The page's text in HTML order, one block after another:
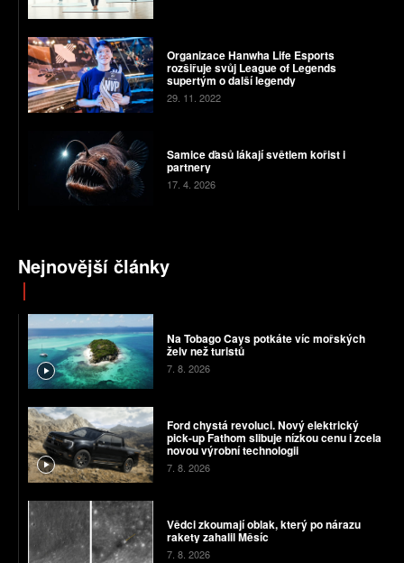
Organizace Hanwha Life Esports
rozšiřuje svůj League of Legends
supertým o další legendy
29. 11. 2022
Samice ďasů lákají světlem kořist i
partnery
17. 4. 2026
Nejnovější články
Na Tobago Cays potkáte víc mořských
želv než turistů
7. 8. 2026
Ford chystá revoluci. Nový elektrický
pick-up Fathom slibuje nízkou cenu i zcela
novou výrobní technologii
7. 8. 2026
Vědci zkoumají oblak, který po nárazu
rakety zahalil Měsíc
7. 8. 2026